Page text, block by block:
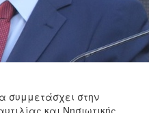
συμμετάσχει στην
και Νησιωτικής